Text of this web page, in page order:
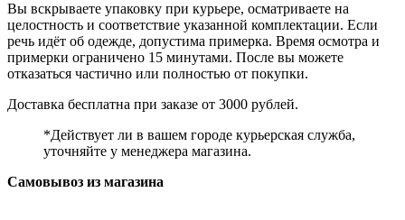
Вы вскрываете упаковку при курьере, осматриваете на
целостность и соответствие указанной комплектации. Если
речь идёт об одежде, допустима примерка. Время осмотра и
примерки ограничено 15 минутами. После вы можете
отказаться частично или полностью от покупки.
Доставка бесплатна при заказе от 3000 рублей.
*Действует ли в вашем городе курьерская служба,
уточняйте у менеджера магазина.
Самовывоз из магазина